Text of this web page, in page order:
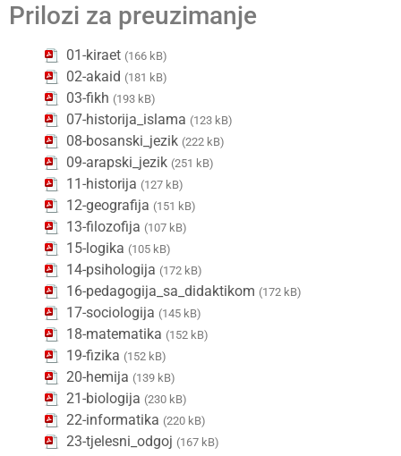
Prilozi za preuzimanje
01-kiraet (166 kB)
02-akaid (181 kB)
03-fikh (193 kB)
07-historija_islama (123 kB)
08-bosanski_jezik (222 kB)
09-arapski_jezik (251 kB)
11-historija (127 kB)
12-geografija (151 kB)
13-filozofija (107 kB)
15-logika (105 kB)
14-psihologija (172 kB)
16-pedagogija_sa_didaktikom (172 kB)
17-sociologija (145 kB)
18-matematika (152 kB)
19-fizika (152 kB)
20-hemija (139 kB)
21-biologija (230 kB)
22-informatika (220 kB)
23-tjelesni_odgoj (167 kB)